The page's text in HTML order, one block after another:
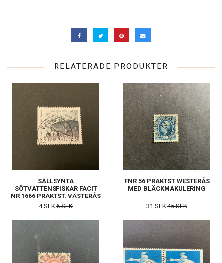
RELATERADE PRODUKTER
SÄLLSYNTA
SÖTVATTENSFISKAR FACIT
NR 1666 PRAKTST. VÄSTERÅS
4 SEK 6 SEK
FNR 56 PRAKTST WESTERÅS
MED BLÄCKMAKULERING
31 SEK 45 SEK